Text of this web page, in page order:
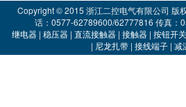
Copyright © 2015 浙江二控电气有限公司 版
话：0577-62789600/62777816 传真：
继电器 | 稳压器 | 直流接触器 | 接触器 | 按钮开关
| 尼龙扎带 | 接线端子 | 减